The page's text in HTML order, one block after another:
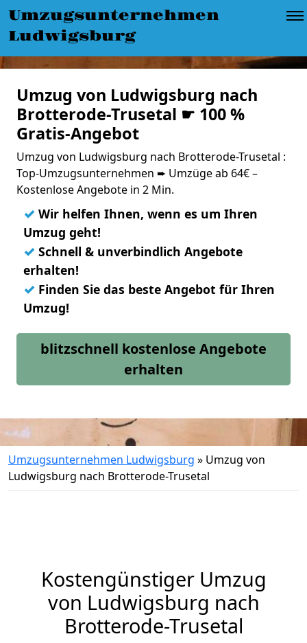
Umzugsunternehmen
Ludwigsburg
Umzug von Ludwigsburg nach
Brotterode-Trusetal ☛ 100 %
Gratis-Angebot
Umzug von Ludwigsburg nach Brotterode-Trusetal :
Top-Umzugsunternehmen ➨ Umzüge ab 64€ –
Kostenlose Angebote in 2 Min.
✓ Wir helfen Ihnen, wenn es um Ihren
Umzug geht!
✓ Schnell & unverbindlich Angebote
erhalten!
✓ Finden Sie das beste Angebot für Ihren
Umzug!
blitzschnell kostenlose Angebote
erhalten
Umzugsunternehmen Ludwigsburg » Umzug von
Ludwigsburg nach Brotterode-Trusetal
Kostengünstiger Umzug
von Ludwigsburg nach
Brotterode-Trusetal